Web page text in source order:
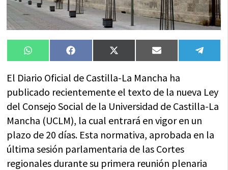
Compartir
en
WhatsAppCompartir
en
FacebookCompartir
en
X
(Twitter)
Compartir
en
Email
en
El Diario Oficial de Castilla-La Mancha ha
publicado recientemente el texto de la nueva Ley
del Consejo Social de la Universidad de Castilla-La
Mancha (UCLM), la cual entrará en vigor en un
plazo de 20 días. Esta normativa, aprobada en la
última sesión parlamentaria de las Cortes
regionales durante su primera reunión plenaria